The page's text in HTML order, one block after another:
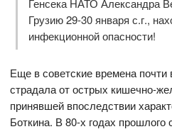
Генсека НАТО Александра
Грузию 29-30 января с.г.,
инфекционной опасности!
Еще в советские времена
страдала от острых кишечно-
принявшей впоследствии
Боткина. В 80-х годах прошлого